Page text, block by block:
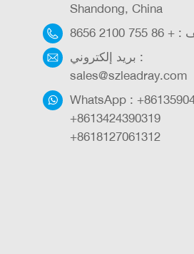
Shandong, China
:
+ 86 755 2100 8656
بريد إلكتروني :
sales@szleadray.com
WhatsApp :
+8613424390319
+8618127061312